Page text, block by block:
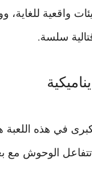
واقعية
سلسة.
في هذه اللعبة
الوحوش مع